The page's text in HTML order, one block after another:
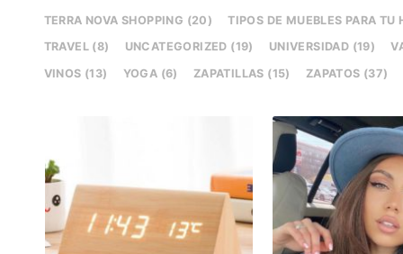
TERRA NOVA SHOPPING (20)
TIPOS DE MUEBLES PARA TU
TRAVEL (8)
UNCATEGORIZED (19) UNIVERSIDAD (19)
VINOS (13)
YOGA (6) ZAPATILLAS (15) ZAPATOS (37)